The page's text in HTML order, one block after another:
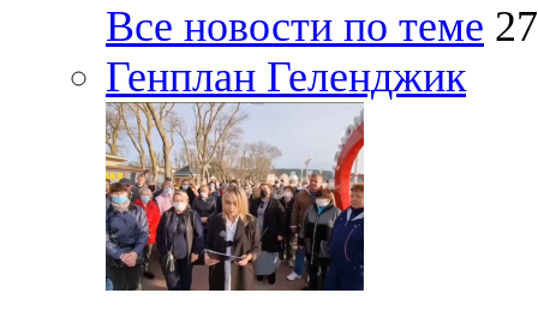
Все новости по теме
Генплан Геленджик